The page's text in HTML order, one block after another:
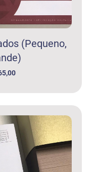
(Pequeno,